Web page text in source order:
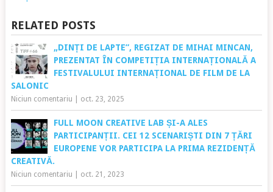
RELATED POSTS
„DINȚI DE LAPTE”, REGIZAT DE MIHAI MINCAN,
PREZENTAT ÎN COMPETIȚIA INTERNAȚIONALĂ A
FESTIVALULUI INTERNAȚIONAL DE FILM DE LA
SALONIC
Niciun comentariu oct. 23, 2025
FULL MOON CREATIVE LAB ȘI-A ALES
PARTICIPANȚII. CEI 12 SCENARIȘTI DIN 7 ȚĂRI
EUROPENE VOR PARTICIPA LA PRIMA REZIDENȚĂ
CREATIVĂ.
Niciun comentariu oct. 21, 2023